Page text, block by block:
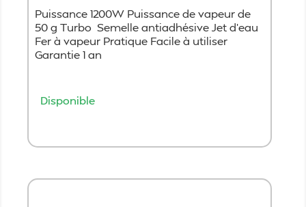
Puissance 1200W Puissance de vapeur de
50 g Turbo Semelle antiadhésive Jet d’eau
Fer à vapeur Pratique Facile à utiliser
Garantie 1 an
Disponible